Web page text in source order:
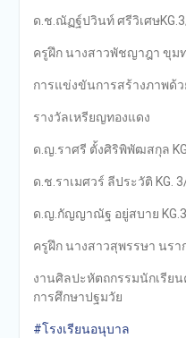
ด.ช.ณัฏฐ์ปวินท์ ศรีวิเศษ
ครูฝึก นางสาวพัชญาฎา ขุม
การแข่งขันการสร้างภาพด้
รางวัลเหรียญทองแดง
ด.ญ.ราศรี ตั้งศิริพิพัฒสกุล
ด.ช.ราเมศวร์ ลีประวัติ KG.
ด.ญ.กัญญาณัฐ อยู่สบาย
ครูฝึก นางสาวสุพรรษา นร
งานศิลปะหัตถกรรมนักเรีย
การศึกษาปฐมวัย
#โรงเรียนอนุบาล